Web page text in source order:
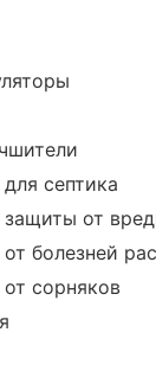
септика
от
болезней
сорняков